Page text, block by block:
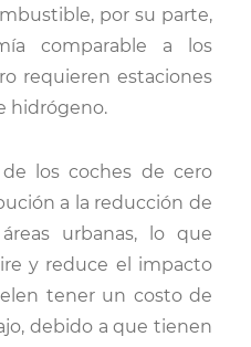
por su parte,
comparable a los
requieren estaciones
hidrógeno.
los coches de cero
a la reducción de
urbanas, lo que
y reduce el impacto
tener un costo de
debido a que tienen